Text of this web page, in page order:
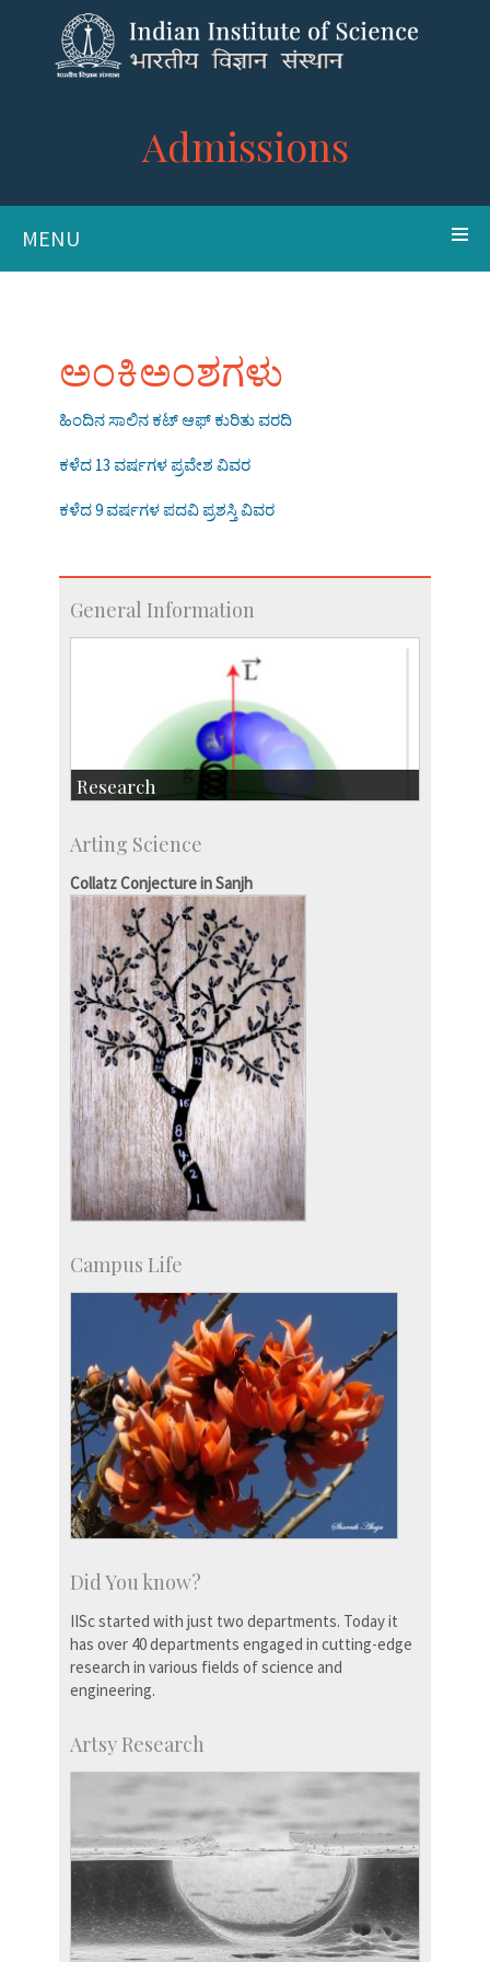
Admissions
MENU
ಅಂಕಿಅಂಶಗಳು
ಹಿಂದಿನ ಸಾಲಿನ ಕಟ್ ಆಫ್ ಕುರಿತು ವರದಿ
ಕಳೆದ 13 ವರ್ಷಗಳ ಪ್ರವೇಶ ವಿವರ
ಕಳೆದ 9 ವರ್ಷಗಳ ಪದವಿ ಪ್ರಶಸ್ತಿ ವಿವರ
General Information
Research
Accolades
IISc in the News
more…
Arting Science
Collatz Conjecture in Sanjh
Campus Life
Did You know?
IISc started with just two departments. Today it
has over 40 departments engaged in cutting-edge
research in various fields of science and
engineering.
Artsy Research